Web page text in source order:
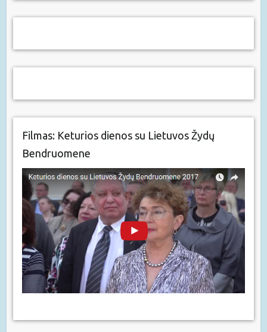
Filmas: Keturios dienos su Lietuvos Žydų
Bendruomene